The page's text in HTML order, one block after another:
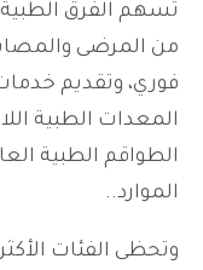
تسهم الفرق الطبية
من المرضى
فوري، وتقديم
المعدات الطبية
الطواقم الطبية
الموارد..
وتحظى الفئات